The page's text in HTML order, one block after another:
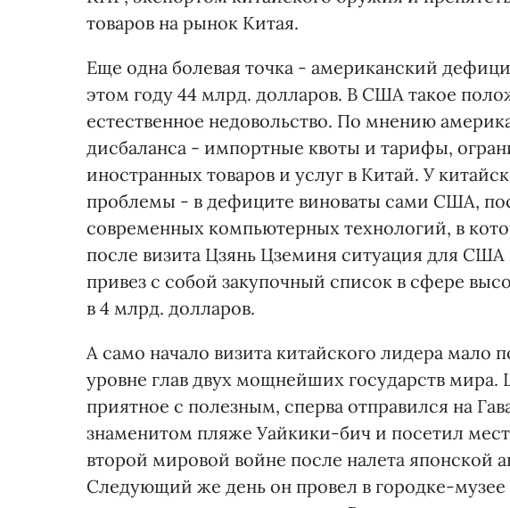
товаров на рынок Китая.
Еще одна болевая точка - американский
этом году 44 млрд. долларов. В США такое
естественное недовольство. По мнению
дисбаланса - импортные квоты и тарифы,
иностранных товаров и услуг в Китай. У
проблемы - в дефиците виноваты сами США,
современных компьютерных технологий, в
после визита Цзянь Цземиня ситуация для
привез с собой закупочный список в сфере
в 4 млрд. долларов.
А само начало визита китайского лидера
уровне глав двух мощнейших государств мира.
приятное с полезным, сперва отправился на
знаменитом пляже Уайкики-бич и посетил
второй мировой войне после налета японской
Следующий же день он провел в городке-музее